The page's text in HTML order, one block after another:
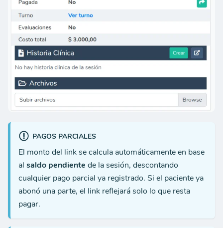
PAGOS PARCIALES
El monto del link se calcula automáticamente en base
al saldo pendiente de la sesión, descontando
cualquier pago parcial ya registrado. Si el paciente ya
abonó una parte, el link reflejará solo lo que resta
pagar.